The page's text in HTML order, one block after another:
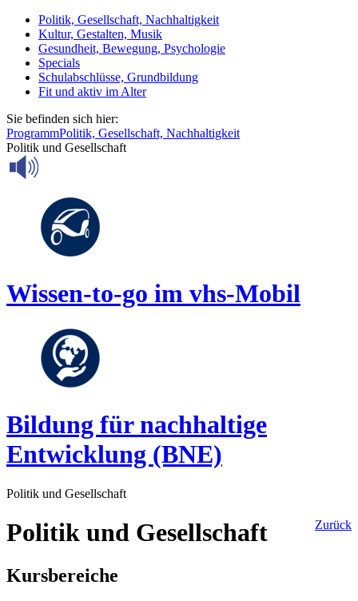
Politik, Gesellschaft, Nachhaltigkeit
Kultur, Gestalten, Musik
Gesundheit, Bewegung, Psychologie
Specials
Schulabschlüsse, Grundbildung
Fit und aktiv im Alter
Sie befinden sich hier:
ProgrammPolitik, Gesellschaft, Nachhaltigkeit
Politik und Gesellschaft
Wissen-to-go im vhs-Mobil
Bildung für nachhaltige
Entwicklung (BNE)
Politik und Gesellschaft
Zurück
Politik und Gesellschaft
Kursbereiche